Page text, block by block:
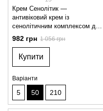
Крем Сенолітик —
антивіковий крем із
сенолітичним комплексом для
пружності та оновлення шкіри
982 грн 1 056 грн
Купити
Варіанти
5 50 210